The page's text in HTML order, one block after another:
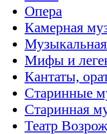
Опера
Камерная
Мифы и
Кантаты,
Старинные
Старинная
Театр